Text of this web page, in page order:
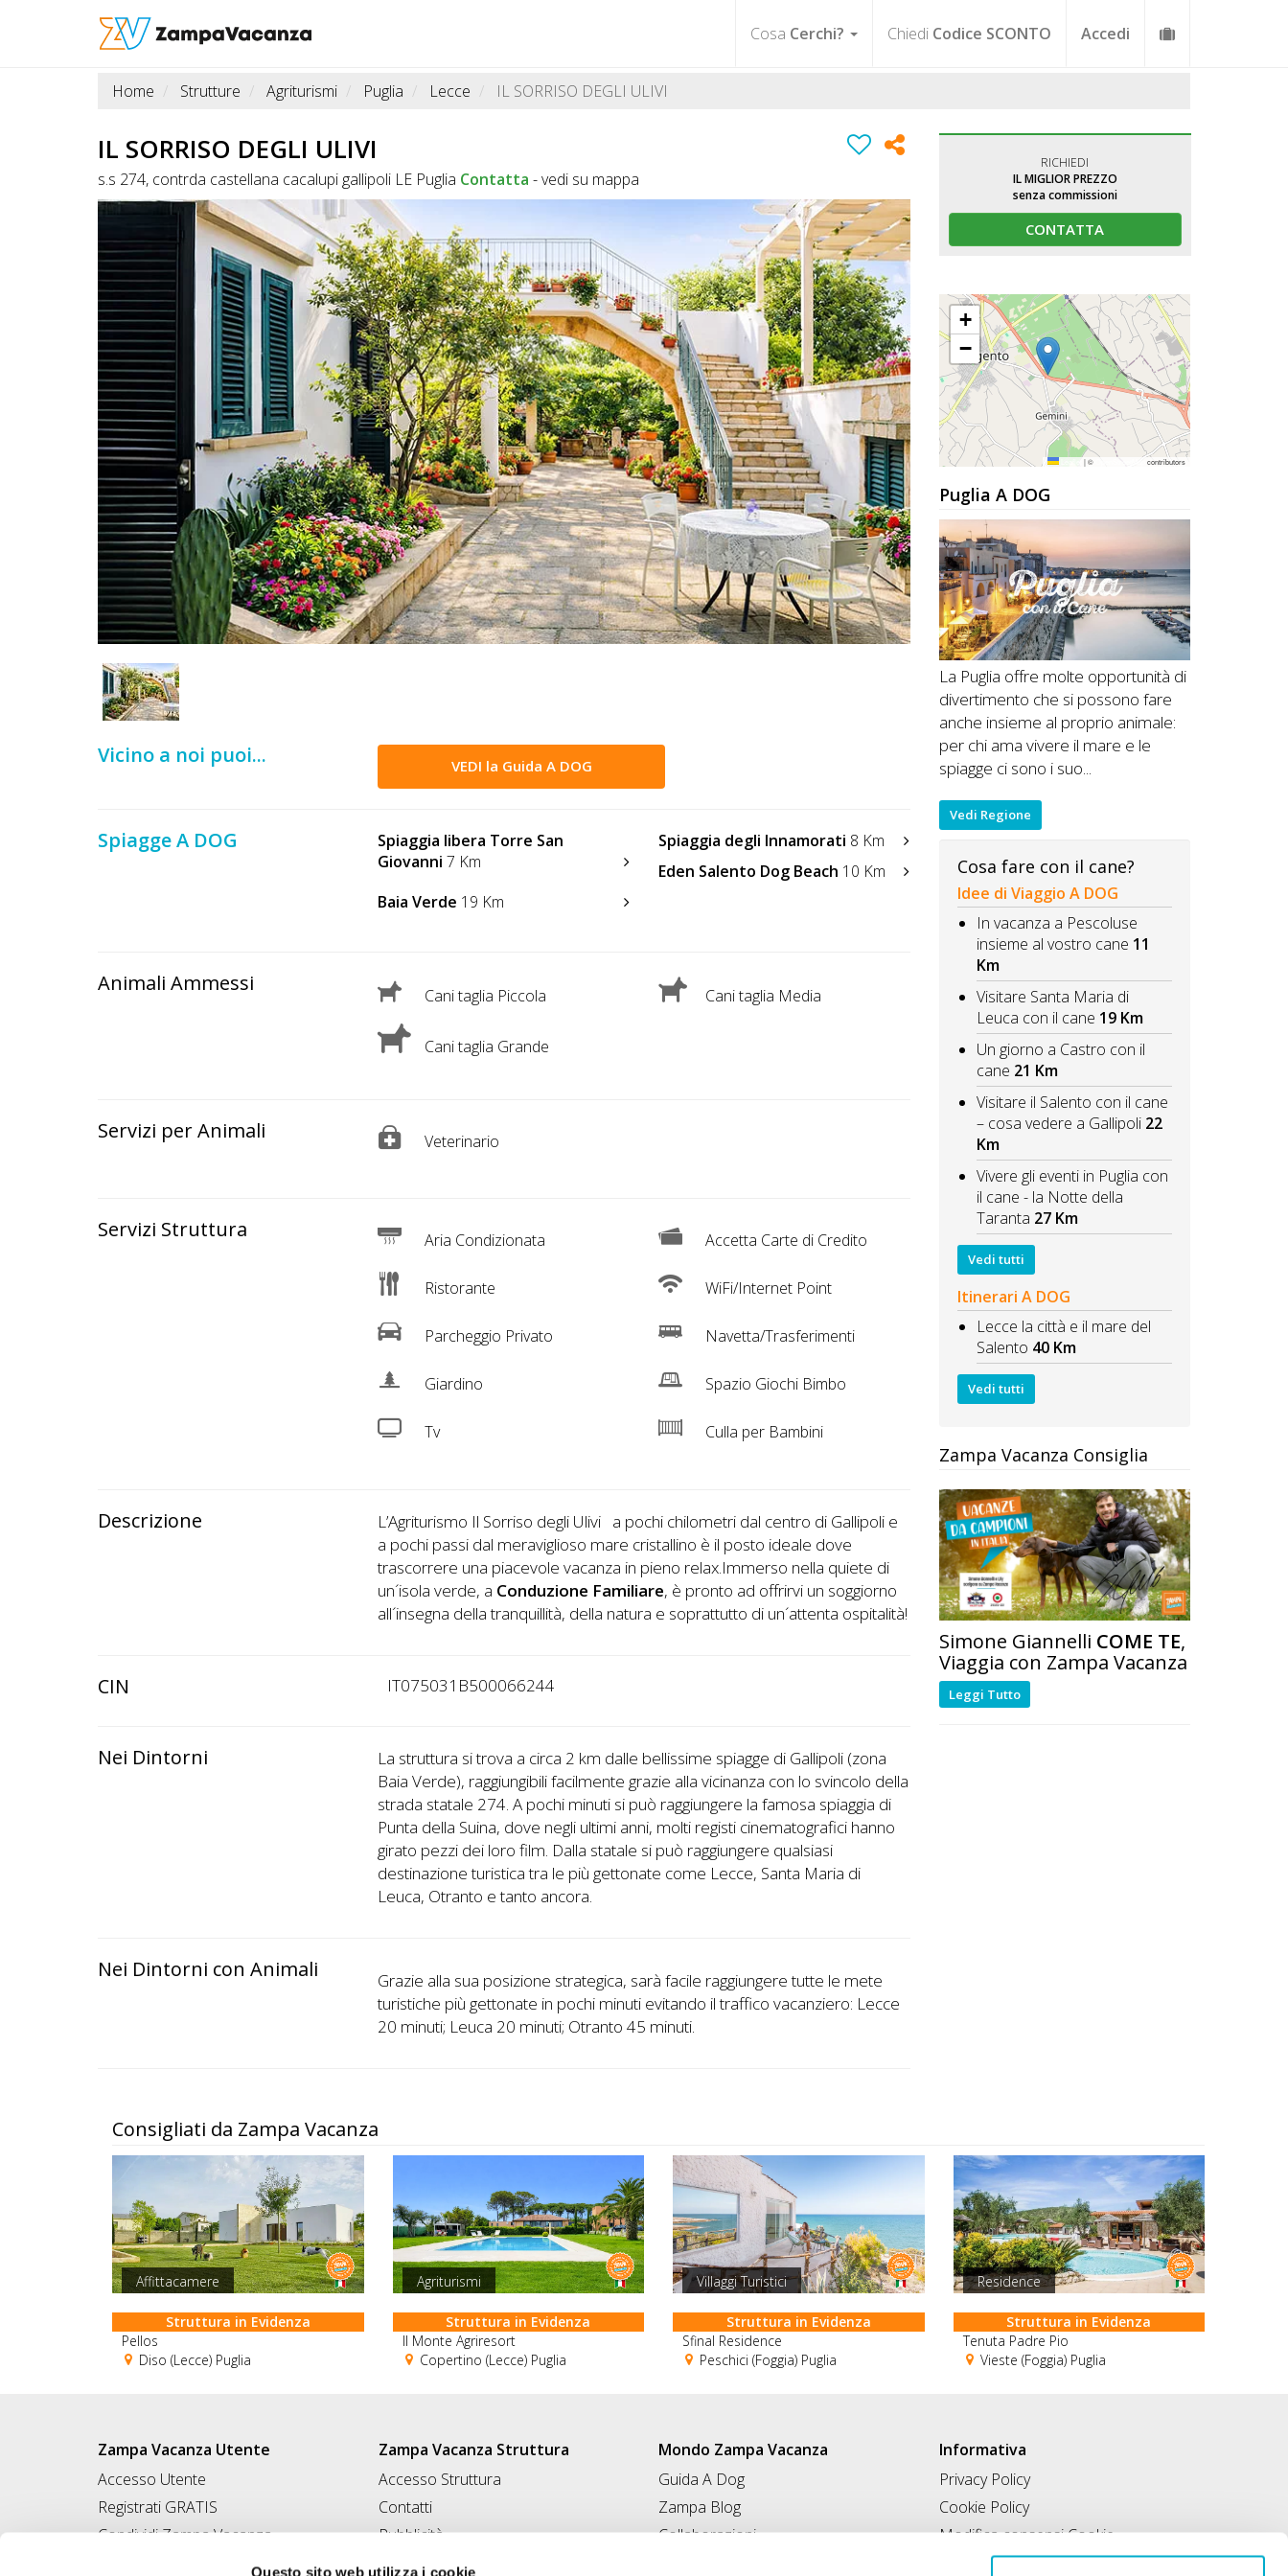
Questo sito web utilizza i cookie
Cosa Cerchi? Chiedi Codice SCONTO Accedi
STRUTTURE
LUOGHI
OFFERTE
CHIEDI
CODICE
SCONTO
Lavora
Inserisci
Home Strutture Agriturismi Puglia Lecce IL SORRISO DEGLI ULIVI
IL SORRISO DEGLI ULIVI
s.s 274, contrda castellana cacalupi gallipoli LE Puglia Contatta -vedi su mappa
Vicino a noi puoi... VEDI la Guida A DOG
Spiagge A DOG
Spiaggia libera Torre San
Giovanni 7 Km
Spiaggia degli Innamorati 8 Km
Eden Salento Dog Beach 10 Km
Baia Verde 19 Km
Animali Ammessi Cani taglia Piccola Cani taglia Media
Cani taglia Grande
Servizi per Animali Veterinario
Servizi Struttura Aria Condizionata Accetta Carte di Credito
Ristorante WiFi/Internet Point
Parcheggio Privato Navetta/Trasferimenti
Giardino Spazio Giochi Bimbo
Tv Culla per Bambini
Descrizione
L’Agriturismo Il Sorriso degli Ulivi a pochi chilometri dal centro di Gallipoli e
a pochi passi dal meraviglioso mare cristallino è il posto ideale dove
trascorrere una piacevole vacanza in pieno relax.Immerso nella quiete di
un´isola verde, a Conduzione Familiare, è pronto ad offrirvi un soggiorno
all´insegna della tranquillità, della natura e soprattutto di un´attenta ospitalità!
CIN IT075031B500066244
Nei Dintorni
La struttura si trova a circa 2 km dalle bellissime spiagge di Gallipoli (zona
Baia Verde), raggiungibili facilmente grazie alla vicinanza con lo svincolo della
strada statale 274. A pochi minuti si può raggiungere la famosa spiaggia di
Punta della Suina, dove negli ultimi anni, molti registi cinematografici hanno
girato pezzi dei loro film. Dalla statale si può raggiungere qualsiasi
destinazione turistica tra le più gettonate come Lecce, Santa Maria di
Leuca, Otranto e tanto ancora.
Nei Dintorni con Animali
Grazie alla sua posizione strategica, sarà facile raggiungere tutte le mete
turistiche più gettonate in pochi minuti evitando il traffico vacanziero: Lecce
20 minuti; Leuca 20 minuti; Otranto 45 minuti.
RICHIEDI
IL MIGLIOR PREZZO
senza commissioni
CONTATTA
+
−
|© contributors
Puglia A DOG
La Puglia offre molte opportunità di
divertimento che si possono fare
anche insieme al proprio animale:
per chi ama vivere il mare e le
spiagge ci sono i suo...
Vedi Regione
Cosa fare con il cane?
Idee di Viaggio A DOG
In vacanza a Pescoluse
insieme al vostro cane 11
Km
Visitare Santa Maria di
Leuca con il cane 19 Km
Un giorno a Castro con il
cane 21 Km
Visitare il Salento con il cane
– cosa vedere a Gallipoli 22
Km
Vivere gli eventi in Puglia con
il cane - la Notte della
Taranta 27 Km
Vedi tutti
Itinerari A DOG
Lecce la città e il mare del
Salento 40 Km
Vedi tutti
Zampa Vacanza Consiglia
Simone Giannelli COME TE,
Viaggia con Zampa Vacanza
Leggi Tutto
Consigliati da Zampa Vacanza
Affittacamere
Struttura in Evidenza
Pellos
Diso (Lecce) Puglia
Agriturismi
Struttura in Evidenza
Il Monte Agriresort
Copertino (Lecce) Puglia
Villaggi Turistici
Struttura in Evidenza
Sfinal Residence
Peschici (Foggia) Puglia
Residence
Struttura in Evidenza
Tenuta Padre Pio
Vieste (Foggia) Puglia
Zampa Vacanza Utente
Accesso Utente
Registrati GRATIS
Condividi Zampa Vacanza
Campagna Contro l'Abbandono
Zampa Vacanza Struttura
Accesso Struttura
Contatti
Pubblicità
Iscrivi Struttura
Mondo Zampa Vacanza
Guida A Dog
Zampa Blog
Collaborazioni
Informativa
Privacy Policy
Cookie Policy
Modifica consensi Cookie
Condizioni di utilizzo